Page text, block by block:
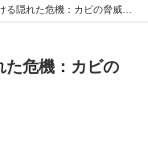
隠れた危機：カビの脅威と対策
た危機：カビの